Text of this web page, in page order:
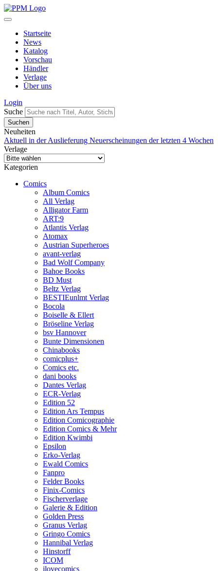
Startseite
News
Katalog
Vorschau
Händler
Verlage
Über uns
Login
Suche
Neuheiten
Aktuell in der Auslieferung Neuerscheinungen der letzten 4 Wochen
Verlage
Kategorien
Comics
Album Comics
All Verlag
Alligator Farm
ART:9
Atlantis Verlag
Atomax
Austrian Superheroes
avant-verlag
Bad Wolf Company
Bahoe Books
BD Must
Beltz Verlag
BESTIEunlmt Verlag
Bocola
Boiselle & Ellert
Bröseline Verlag
bsv Hannover
Bunte Dimensionen
Chinabooks
comicplus+
Comics etc.
dani books
Dantes Verlag
ECR-Verlag
Edition 52
Edition Ars Tempus
Edition Comicographie
Edition Comics & Mehr
Edition Kwimbi
Epsilon
Erko-Verlag
Ewald Comics
Fanpro
Felder Books
Finix-Comics
Fischerverlage
Galerie & Edition
Golden Press
Granus Verlag
Gringo Comics
Hannibal Verlag
Hinstorff
ICOM
ilovecomics